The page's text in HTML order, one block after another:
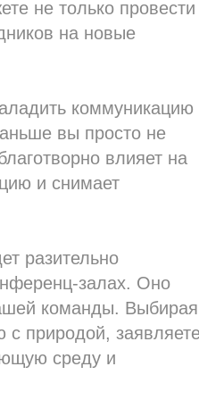
не только провести
на новые
коммуникацию
вы просто не
влияет на
и снимает
разительно
залах. Оно
команды. Выбирая
природой,
среду и